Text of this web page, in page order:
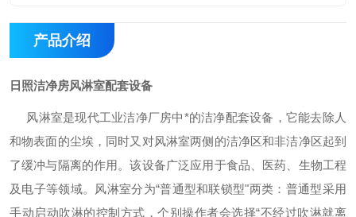
产品介绍
日照洁净房风淋室配套设备
风淋室是现代工业洁净厂房中*的洁净配套设备，它能去除人
和物表面的尘埃，同时又对风淋室两侧的洁净区和非洁净区起到
了缓冲与隔离的作用。该设备广泛应用于食品、医药、生物工程
及电子等领域。风淋室分为“普通型和联锁型"两类：普通型采用
手动启动吹淋的控制方式，个别操作者会选择“不经过吹淋就离